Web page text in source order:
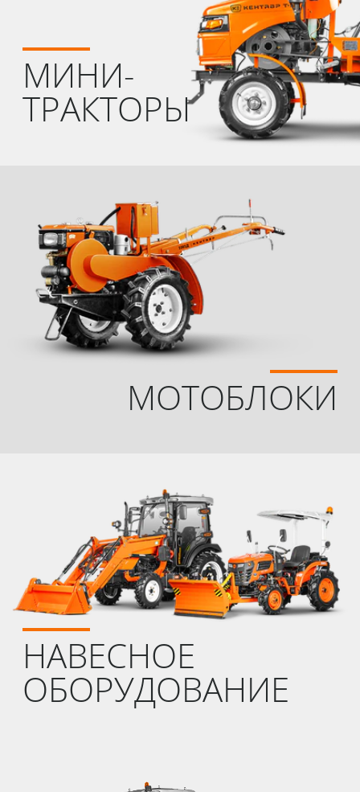
МИНИ-
ТРАКТОРЫ
МОТОБЛОКИ
НАВЕСНОЕ
ОБОРУДОВАНИЕ